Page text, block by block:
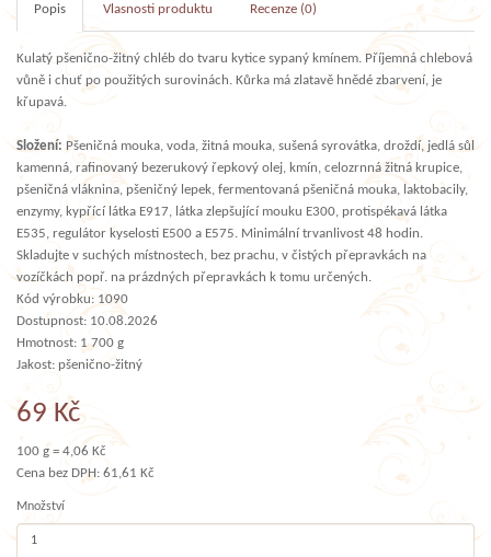
Popis Vlasnosti produktu Recenze (0)
Kulatý pšenično-žitný chléb do tvaru kytice sypaný kmínem. Příjemná chlebová
vůně i chuť po použitých surovinách. Kůrka má zlatavě hnědé zbarvení, je
křupavá.
Složení: Pšeničná mouka, voda, žitná mouka, sušená syrovátka, droždí, jedlá sůl
kamenná, rafinovaný bezerukový řepkový olej, kmín, celozrnná žitná krupice,
pšeničná vláknina, pšeničný lepek, fermentovaná pšeničná mouka, laktobacily,
enzymy, kypřící látka E917, látka zlepšující mouku E300, protispékavá látka
E535, regulátor kyselosti E500 a E575. Minimální trvanlivost 48 hodin.
Skladujte v suchých místnostech, bez prachu, v čistých přepravkách na
vozíčkách popř. na prázdných přepravkách k tomu určených.
Kód výrobku: 1090
Dostupnost: 10.08.2026
Hmotnost: 1 700 g
Jakost: pšenično-žitný
69 Kč
100 g = 4,06 Kč
Cena bez DPH: 61,61 Kč
Množství